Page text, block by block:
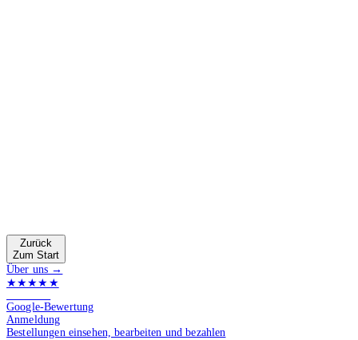
Zurück
Zum Start
Über uns →
★★★★★
Google-Bewertung
Anmeldung
Bestellungen einsehen, bearbeiten und bezahlen